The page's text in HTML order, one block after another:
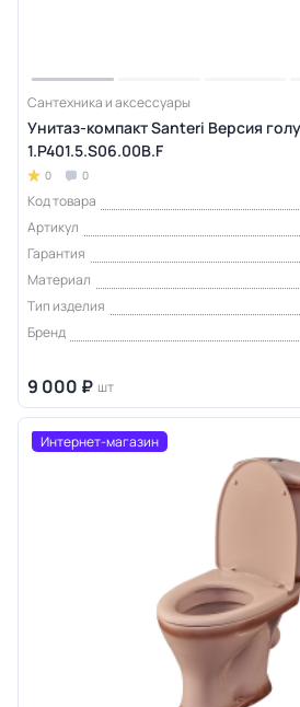
Сантехника и аксессуары
Унитаз-компакт Santeri Версия
1.P401.5.S06.00B.F
0 0
Код товара
Артикул
Гарантия
Материал
Тип изделия
Бренд
9 000 ₽ шт
Интернет-магазин